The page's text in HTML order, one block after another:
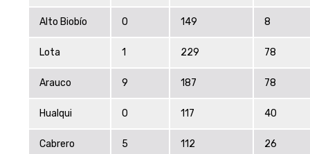
Alto Biobío 0 149 8
Lota 1 229 78
Arauco 9 187 78
Hualqui 0 117 40
Cabrero 5 112 26